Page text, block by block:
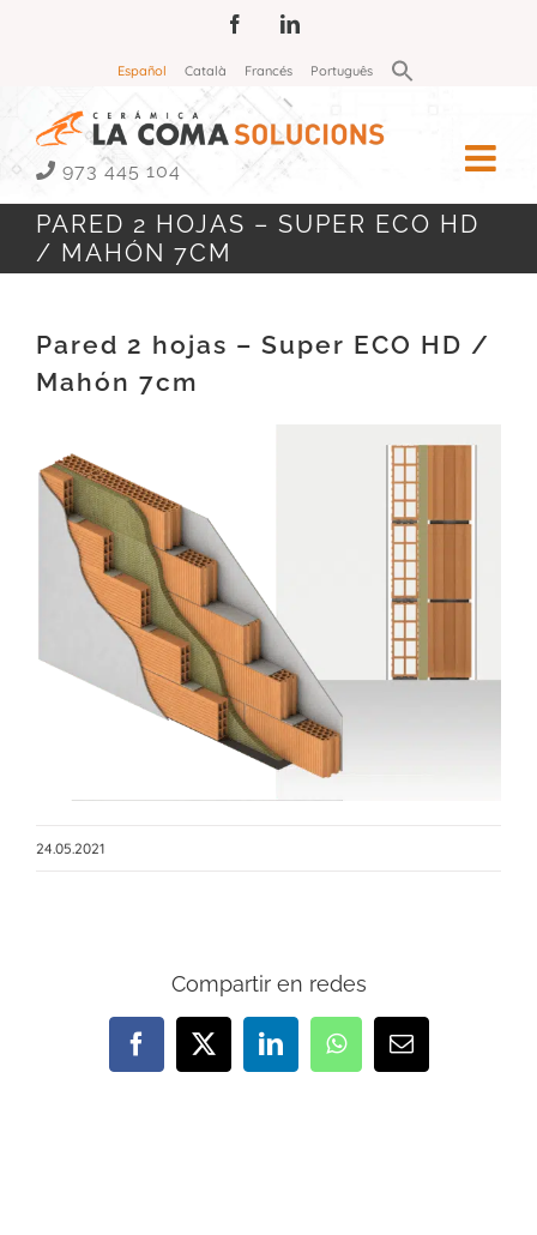
FacebookLinkedIn
Español Català Francés Português Buscar:
973 445 104
PARED 2 HOJAS – SUPER ECO HD
/ MAHÓN 7CM
Pared 2 hojas – Super ECO HD /
Mahón 7cm
imagen
más
grande
24.05.2021
Compartir en redes
Facebook
X LinkedInWhatsAppCorreo
electrónico